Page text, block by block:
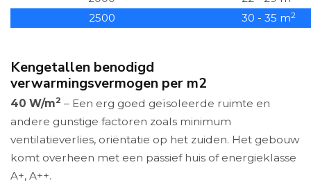
2500 30 - 35 m2
Kengetallen benodigd
verwarmingsvermogen per m2
40 W/m2 – Een erg goed geïsoleerde ruimte en
andere gunstige factoren zoals minimum
ventilatieverlies, oriëntatie op het zuiden. Het gebouw
komt overheen met een passief huis of energieklasse
A+, A++.